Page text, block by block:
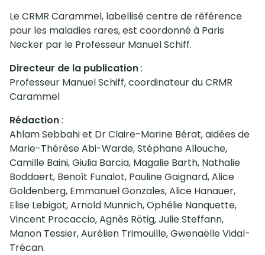
Le CRMR Carammel, labellisé centre de référence
pour les maladies rares, est coordonné à Paris
Necker par le Professeur Manuel Schiff.
Directeur de la publication:
Professeur Manuel Schiff, coordinateur du CRMR
Carammel
Rédaction:
Ahlam Sebbahi et Dr Claire-Marine Bérat, aidées de
Marie-Thérèse Abi-Warde, Stéphane Allouche,
Camille Baini, Giulia Barcia, Magalie Barth, Nathalie
Boddaert, Benoît Funalot, Pauline Gaignard, Alice
Goldenberg, Emmanuel Gonzales, Alice Hanauer,
Elise Lebigot, Arnold Munnich, Ophélie Nanquette,
Vincent Procaccio, Agnès Rötig, Julie Steffann,
Manon Tessier, Aurélien Trimouille, Gwenaëlle Vidal-
Trécan.